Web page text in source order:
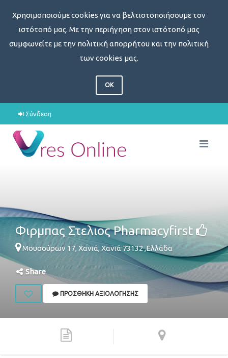
Χρησιμοποιούμε cookies για να βελτιστοποιήσουμε τον
ιστότοπό μας. Με την περιήγηση στον ιστότοπό μας
συμφωνείτε με την πολιτική απορρήτου και την πολιτική
των cookies μας.
OK
Σύνδεση
Φιρμπας Στελιος Pharmacyfirst
Μουσούρων 17,Χανιά,Χανιά73132,Ελλάδα
Share
ΠΡΟΣΘΉΚΗ ΑΞΙΟΛΌΓΗΣΗΣ